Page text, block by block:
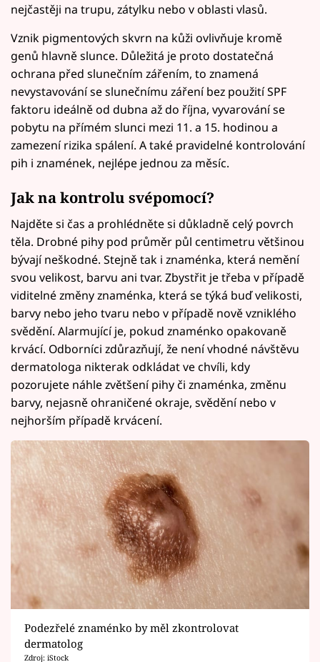
nejčastěji na trupu, zátylku nebo v oblasti vlasů.
Vznik pigmentových skvrn na kůži ovlivňuje kromě
genů hlavně slunce. Důležitá je proto dostatečná
ochrana před slunečním zářením, to znamená
nevystavování se slunečnímu záření bez použití SPF
faktoru ideálně od dubna až do října, vyvarování se
pobytu na přímém slunci mezi 11. a 15. hodinou a
zamezení rizika spálení. A také pravidelné kontrolování
pih i znamének, nejlépe jednou za měsíc.
Jak na kontrolu svépomocí?
Najděte si čas a prohlédněte si důkladně celý povrch
těla. Drobné pihy pod průměr půl centimetru většinou
bývají neškodné. Stejně tak i znaménka, která nemění
svou velikost, barvu ani tvar. Zbystřit je třeba v případě
viditelné změny znaménka, která se týká buď velikosti,
barvy nebo jeho tvaru nebo v případě nově vzniklého
svědění. Alarmující je, pokud znaménko opakovaně
krvácí. Odborníci zdůrazňují, že není vhodné návštěvu
dermatologa nikterak odkládat ve chvíli, kdy
pozorujete náhle zvětšení pihy či znaménka, změnu
barvy, nejasně ohraničené okraje, svědění nebo v
nejhorším případě krvácení.
Podezřelé znaménko by měl zkontrolovat
dermatolog
Zdroj: iStock